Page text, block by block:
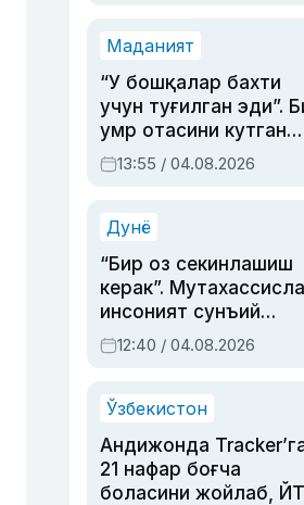
Маданият
“У бошқалар бахти
учун туғилган эди”.
умр отасини кутган
актриса ва дубльяж
устаси Римма
синовларга тўла
13:55 / 04.08.2026
Дунё
“Бир оз секинлашиш
керак”.
инсоният сунъий
интеллектни бошқара
олмай қолишидан
12:40 / 04.08.2026
Ўзбекистон
Андижонда
21 нафар боғча
боласини жойлаб,